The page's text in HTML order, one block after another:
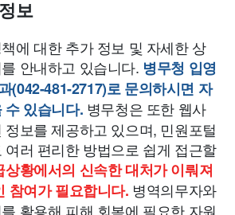
보
에 대한 추가 정보 및 자세한 상
안내하고 있습니다. 병무청 입영
(042-481-2717)로 문의하시면 자
수 있습니다. 병무청은 또한 웹사
보를 제공하고 있으며, 민원포털
여러 편리한 방법으로 쉽게 접근할
상황에서의 신속한 대처가 이뤄져
참여가 필요합니다. 병역의무자와
활용해 피해 회복에 필요한 자원